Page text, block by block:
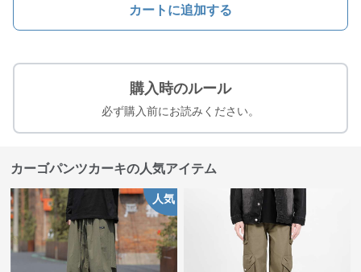
カートに追加する
購入時のルール
必ず購入前にお読みください。
カーゴパンツカーキの人気アイテム
人気